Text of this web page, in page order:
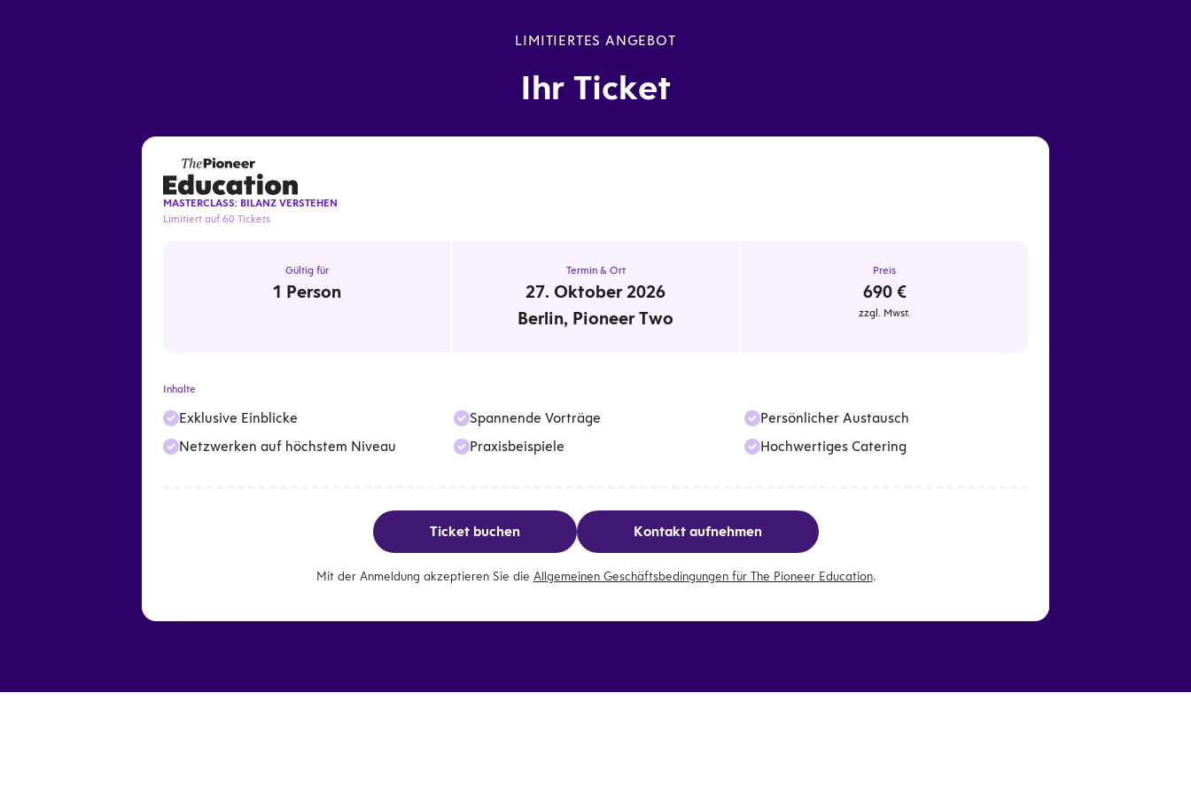
LIMITIERTES ANGEBOT
Ihr Ticket
MASTERCLASS: BILANZ VERSTEHEN
Limitiert auf 60 Tickets
Gültig für
1 Person
Termin & Ort
27. Oktober 2026
Berlin, Pioneer Two
Preis
690 €
zzgl. Mwst.
Inhalte
Exklusive Einblicke Spannende Vorträge
Persönlicher Austausch
Netzwerken auf höchstem Niveau
Praxisbeispiele Hochwertiges Catering
Ticket buchen Kontakt aufnehmen
Mit der Anmeldung akzeptieren Sie die Allgemeinen Geschäftsbedingungen für The Pioneer Education.